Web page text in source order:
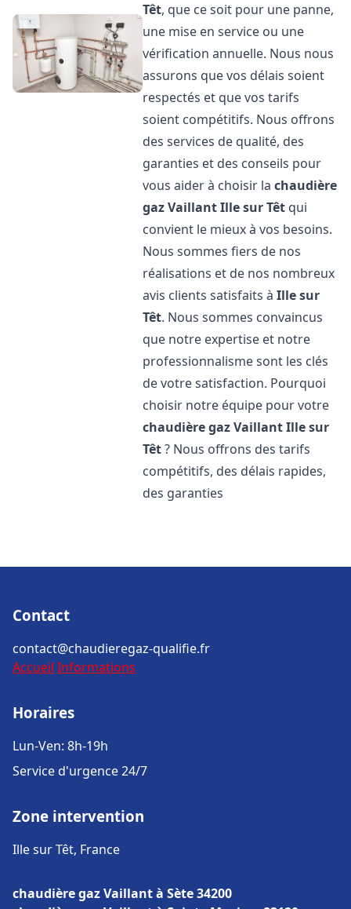
Têt, que ce soit pour une panne,
une mise en service ou une
vérification annuelle. Nous nous
assurons que vos délais soient
respectés et que vos tarifs
soient compétitifs. Nous offrons
des services de qualité, des
garanties et des conseils pour
vous aider à choisir lachaudière
gaz VaillantIlle sur Têt qui
convient le mieux à vos besoins.
Nous sommes fiers de nos
réalisations et de nos nombreux
avis clients satisfaits àIlle sur
Têt. Nous sommes convaincus
que notre expertise et notre
professionnalisme sont les clés
de votre satisfaction. Pourquoi
choisir notre équipe pour votre
chaudière gaz VaillantIlle sur
Têt? Nous offrons des tarifs
compétitifs, des délais rapides,
des garanties
Contact
contact@chaudieregaz-qualifie.fr
Accueil Informations
Horaires
Lun-Ven: 8h-19h
Service d'urgence 24/7
Zone intervention
Ille sur Têt, France
chaudière gaz Vaillant à Sète 34200